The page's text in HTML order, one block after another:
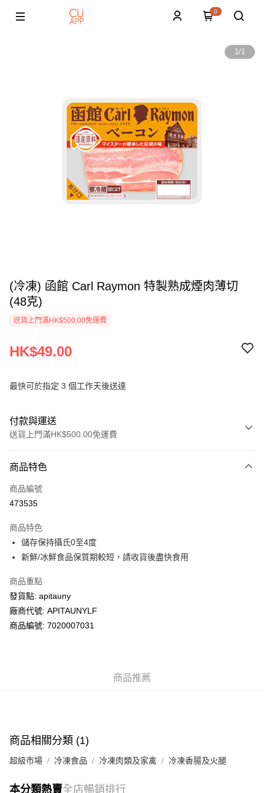
0
1/1
(冷凍) 函館 Carl Raymon 特製熟成煙肉薄切
(48克)
送貨上門滿HK$500.00免運費
HK$49.00
最快可於指定 3 個工作天後送達
付款與運送
送貨上門滿HK$500.00免運費
信用卡
AlipayHK
WeChat Pay
送貨上門 (不支援順豐自取點及智能櫃)
每筆HK$100.00，滿HK$500.00或以上免運費
商品特色
商品編號
473535
商品特色
儲存保持攝氏0至4度
新鮮/冰鮮食品保質期較短，請收貨後盡快食用
商品重點
發貨點: apitauny
廠商代號: APITAUNYLF
商品編號: 7020007031
商品推薦
商品相關分類 (1)
超級市場 冷凍食品 冷凍肉類及家禽 冷凍香腸及火腿
本分類熱賣全店暢銷排行